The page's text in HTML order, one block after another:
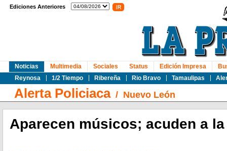
Ediciones Anteriores
Noticias
Reynosa
1/2 Tiempo Ribereña Rio Bravo Tamaulipas
Multimedia Sociales Status Edición Impresa
Alerta Policiaca/ Nuevo León
Aparecen músicos; acuden a